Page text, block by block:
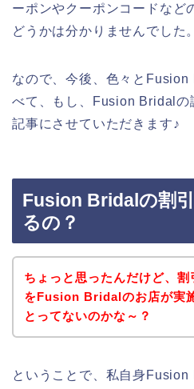
ーポンやクーポンコードなど
どうかは分かりませんでした。
なので、今後、色々と
べて、もし、Fusion Bridalの
記事にさせていただきます♪
Fusion Bridalの割
るの？
ちょっと思ったんだけど、割
をFusion Bridalのお店が実
とってないのかな～？
ということで、私自身